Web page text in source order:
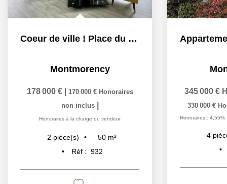
Coeur de ville ! Place du marché
Montmorency
178 000 € 170 000 € Honoraires
non inclus
Honoraires à la charge du vendeur
2 pièce(s) 50 m²
Réf : 932
345 000 €
330 000 €
Honoraires : 4,55%
4